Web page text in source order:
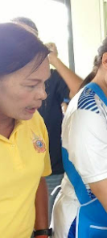
ผยว่า ที่ประชุมคณะรัฐ
บการจัดตั้งวัดคาทอลิ
กเพิ่มเติมอีก 1 แห่ง ต
กตามระเบียบสำนักน
าทหลวงโรมันคาทอลิ
วศ.อว. จับมือ ทช
พลาสติกสู่มาตรฐ
จับมือ ทช.ทส.